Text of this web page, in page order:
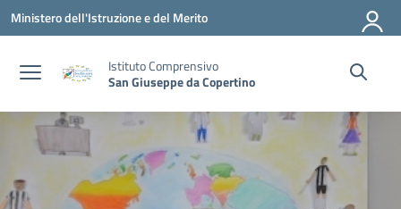
Vai ai contenuti
Vai al menu di navigazione
Vai al footer
Ministero dell'Istruzione e del Merito
Istituto Comprensivo
San Giuseppe da Copertino